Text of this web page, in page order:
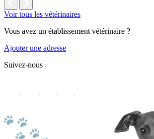
Voir tous les vétérinaires
Vous avez un établissement vétérinaire ?
Ajouter une adresse
Suivez-nous